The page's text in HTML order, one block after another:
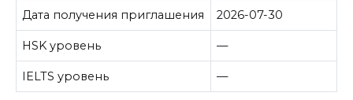
Дата получения приглашения 2026-07-30
HSK уровень —
IELTS уровень —